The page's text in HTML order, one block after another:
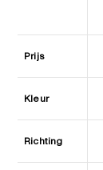
Prijs
Kleur
Richting